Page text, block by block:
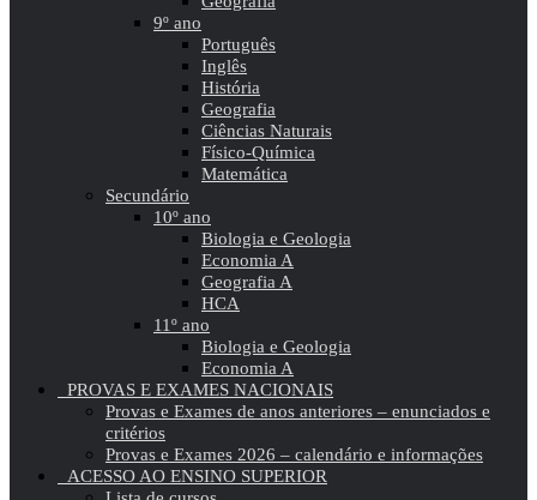
9º ano
Português
Inglês
História
Geografia
Ciências Naturais
Físico-Química
Matemática
Secundário
10º ano
Biologia e Geologia
Economia A
Geografia A
HCA
11º ano
Biologia e Geologia
Economia A
PROVAS E EXAMES NACIONAIS
Provas e Exames de anos anteriores – enunciados e
critérios
Provas e Exames 2026 – calendário e informações
ACESSO AO ENSINO SUPERIOR